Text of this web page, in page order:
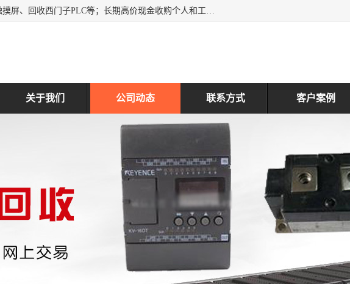
深圳市福田区诚芯源电子商行主营业务：回收西门子模块、回收西门子触摸屏、回收西门子PLC等；长期高价现金收购个人和工厂库存电子元件，我们以努力处事、以诚信待人，能迅速为客户消化库存、减少仓储、回笼资金，我们交易灵活方便，现金支付，价格合 理，尽量满足客户的要求，提供一条龙服务。
关于我们 公司动态 联系方式 客户案例